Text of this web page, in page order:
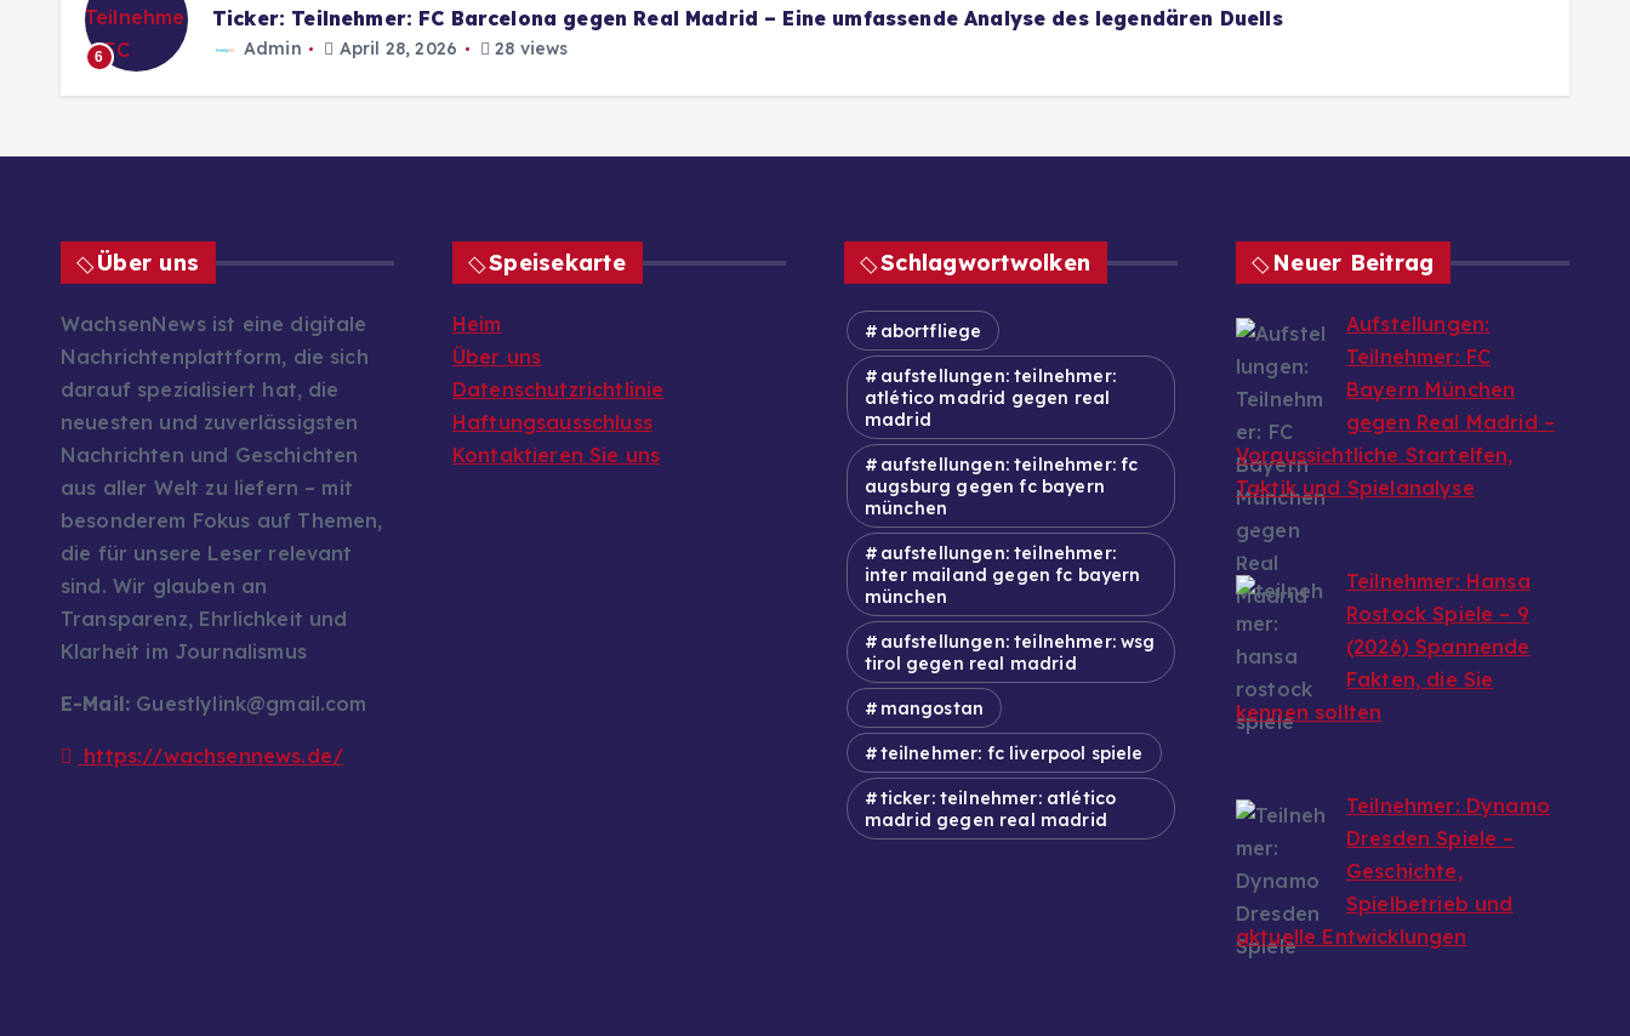
6
Ticker: Teilnehmer: FC Barcelona gegen Real Madrid – Eine umfassende Analyse des legendären Duells
Admin April 28, 2026 28 views
Über uns
WachsenNews ist eine digitale
Nachrichtenplattform, die sich
darauf spezialisiert hat, die
neuesten und zuverlässigsten
Nachrichten und Geschichten
aus aller Welt zu liefern – mit
besonderem Fokus auf Themen,
die für unsere Leser relevant
sind. Wir glauben an
Transparenz, Ehrlichkeit und
Klarheit im Journalismus
E-Mail: Guestlylink@gmail.com
https://wachsennews.de/
Speisekarte
Heim
Über uns
Datenschutzrichtlinie
Haftungsausschluss
Kontaktieren Sie uns
Schlagwortwolken
abortfliege
aufstellungen: teilnehmer:
atlético madrid gegen real
madrid
aufstellungen: teilnehmer: fc
augsburg gegen fc bayern
münchen
aufstellungen: teilnehmer:
inter mailand gegen fc bayern
münchen
aufstellungen: teilnehmer: wsg
tirol gegen real madrid
mangostan
teilnehmer: fc liverpool spiele
ticker: teilnehmer: atlético
madrid gegen real madrid
Neuer Beitrag
Aufstellungen:
Teilnehmer: FC
Bayern München
gegen Real Madrid –
Voraussichtliche Startelfen,
Taktik und Spielanalyse
July 21, 2026
Teilnehmer: Hansa
Rostock Spiele – 9
(2026) Spannende
Fakten, die Sie
kennen sollten
Teilnehmer: Dynamo
Dresden Spiele –
Geschichte,
Spielbetrieb und
aktuelle Entwicklungen